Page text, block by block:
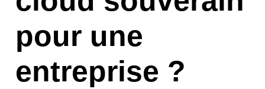
pour une
entreprise ?